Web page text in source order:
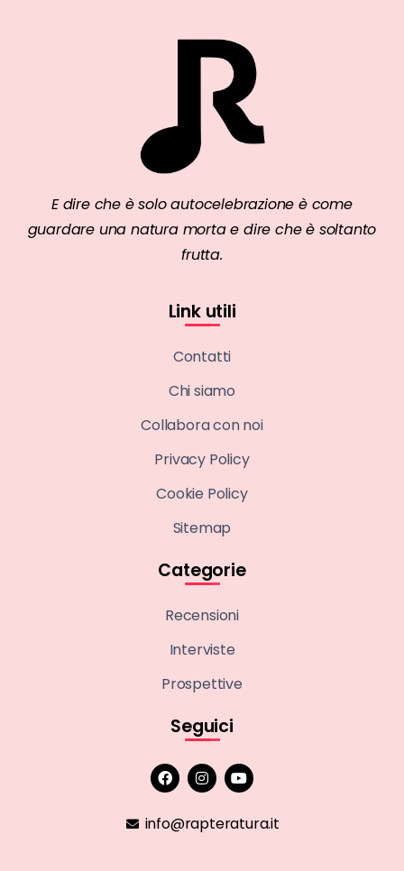
E dire che è solo autocelebrazione è come
guardare una natura morta e dire che è soltanto
frutta.
Link utili
Contatti
Chi siamo
Collabora con noi
Privacy Policy
Cookie Policy
Sitemap
Categorie
Recensioni
Interviste
Prospettive
Seguici
info@rapteratura.it